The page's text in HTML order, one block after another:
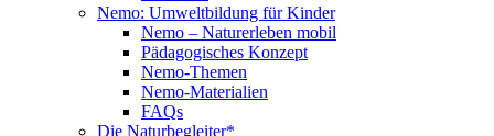
Nemo: Umweltbildung für Kinder
Nemo – Naturerleben mobil
Pädagogisches Konzept
Nemo-Themen
Nemo-Materialien
FAQs
Die Naturbegleiter*